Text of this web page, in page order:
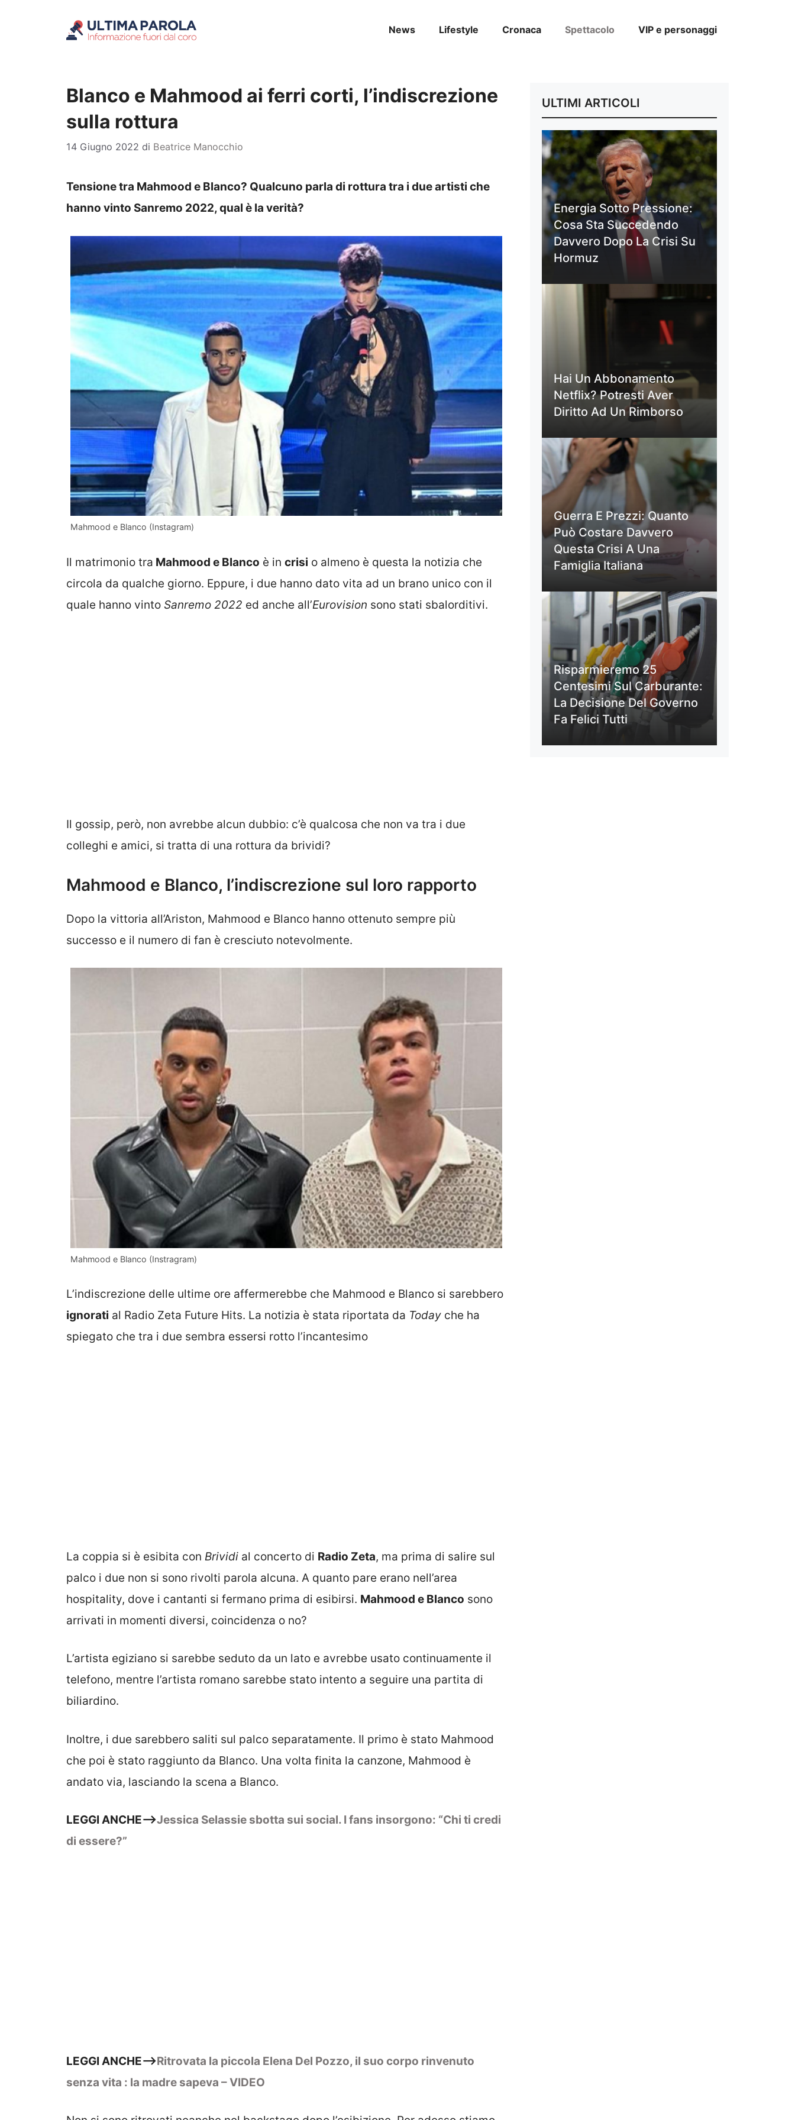
News Lifestyle Cronaca Spettacolo VIP e personaggi
Blanco e Mahmood ai ferri corti, l’indiscrezione
sulla rottura
14 Giugno 2022 di Beatrice Manocchio
Tensione tra Mahmood e Blanco? Qualcuno parla di rottura tra i due artisti che
hanno vinto Sanremo 2022, qual è la verità?
Mahmood e Blanco (Instagram)
Il matrimonio tra Mahmood e Blanco è in crisi o almeno è questa la notizia che
circola da qualche giorno. Eppure, i due hanno dato vita ad un brano unico con il
quale hanno vinto Sanremo 2022 ed anche all’Eurovision sono stati sbalorditivi.
Il gossip, però, non avrebbe alcun dubbio: c’è qualcosa che non va tra i due
colleghi e amici, si tratta di una rottura da brividi?
Mahmood e Blanco, l’indiscrezione sul loro rapporto
Dopo la vittoria all’Ariston, Mahmood e Blanco hanno ottenuto sempre più
successo e il numero di fan è cresciuto notevolmente.
Mahmood e Blanco (Instragram)
L’indiscrezione delle ultime ore affermerebbe che Mahmood e Blanco si sarebbero
ignorati al Radio Zeta Future Hits. La notizia è stata riportata da Today che ha
spiegato che tra i due sembra essersi rotto l’incantesimo
La coppia si è esibita con Brividi al concerto di Radio Zeta, ma prima di salire sul
palco i due non si sono rivolti parola alcuna. A quanto pare erano nell’area
hospitality, dove i cantanti si fermano prima di esibirsi. Mahmood e Blanco sono
arrivati in momenti diversi, coincidenza o no?
L’artista egiziano si sarebbe seduto da un lato e avrebbe usato continuamente il
telefono, mentre l’artista romano sarebbe stato intento a seguire una partita di
biliardino.
Inoltre, i due sarebbero saliti sul palco separatamente. Il primo è stato Mahmood
che poi è stato raggiunto da Blanco. Una volta finita la canzone, Mahmood è
andato via, lasciando la scena a Blanco.
LEGGI ANCHE—->Jessica Selassie sbotta sui social. I fans insorgono: “Chi ti credi
di essere?”
LEGGI ANCHE—->Ritrovata la piccola Elena Del Pozzo, il suo corpo rinvenuto
senza vita : la madre sapeva – VIDEO
ULTIMI ARTICOLI
Energia Sotto Pressione:
Cosa Sta Succedendo
Davvero Dopo La Crisi Su
Hormuz
Hai Un Abbonamento
Netflix? Potresti Aver
Diritto Ad Un Rimborso
Guerra E Prezzi: Quanto
Può Costare Davvero
Questa Crisi A Una
Famiglia Italiana
Risparmieremo 25
Centesimi Sul Carburante:
La Decisione Del Governo
Fa Felici Tutti